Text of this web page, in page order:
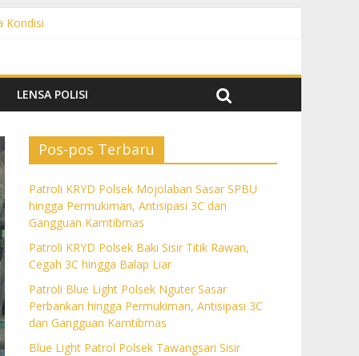
Kondisi
Gangguan Kamtibmas
Kamtibmas
LENSA POLISI
Pos-pos Terbaru
Patroli KRYD Polsek Mojolaban Sasar SPBU
hingga Permukiman, Antisipasi 3C dan
Gangguan Kamtibmas
Patroli KRYD Polsek Baki Sisir Titik Rawan,
Cegah 3C hingga Balap Liar
Patroli Blue Light Polsek Nguter Sasar
Perbankan hingga Permukiman, Antisipasi 3C
dan Gangguan Kamtibmas
Blue Light Patrol Polsek Tawangsari Sisir